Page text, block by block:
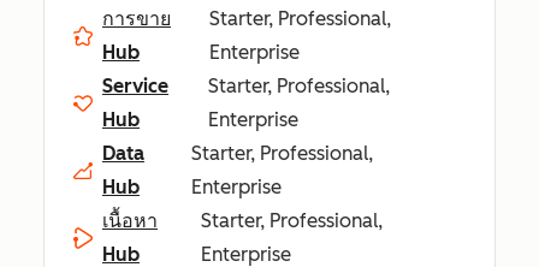
การขาย
Hub
Starter, Professional,
Enterprise
Service
Hub
Starter, Professional,
Enterprise
Data
Hub
Starter, Professional,
Enterprise
เนื้อหา
Hub
Starter, Professional,
Enterprise